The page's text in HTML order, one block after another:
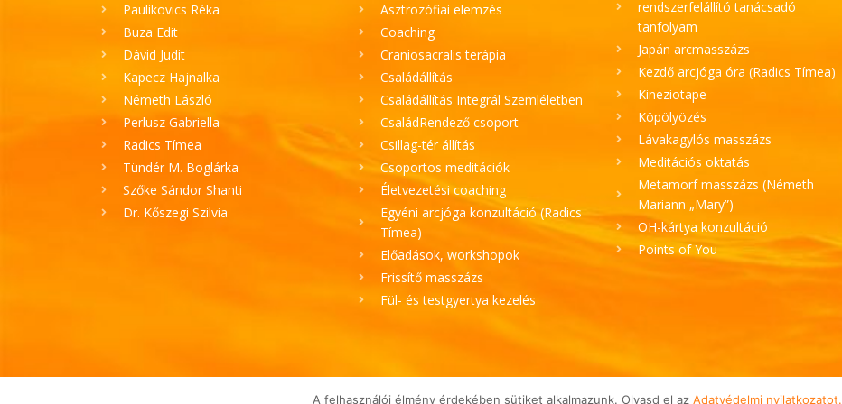
Paulikovics Réka
Buza Edit
Dávid Judit
Kapecz Hajnalka
Németh László
Perlusz Gabriella
Radics Tímea
Tündér M. Boglárka
Szőke Sándor Shanti
Dr. Kőszegi Szilvia
Asztrozófiai elemzés
Coaching
Craniosacralis terápia
Családállítás
Családállítás Integrál Szemléletben
CsaládRendező csoport
Csillag-tér állítás
Csoportos meditációk
Életvezetési coaching
Egyéni arcjóga konzultáció (Radics
Tímea)
Előadások, workshopok
Frissítő masszázs
Fül- és testgyertya kezelés
rendszerfelállító tanácsadó
tanfolyam
Japán arcmasszázs
Kezdő arcjóga óra (Radics Tímea)
Kineziotape
Köpölyözés
Lávakagylós masszázs
Meditációs oktatás
Metamorf masszázs (Németh
Mariann „Mary”)
OH-kártya konzultáció
Points of You
A felhasználói élmény érdekében sütiket alkalmazunk. Olvasd el az Adatvédelmi nyilatkozatot.